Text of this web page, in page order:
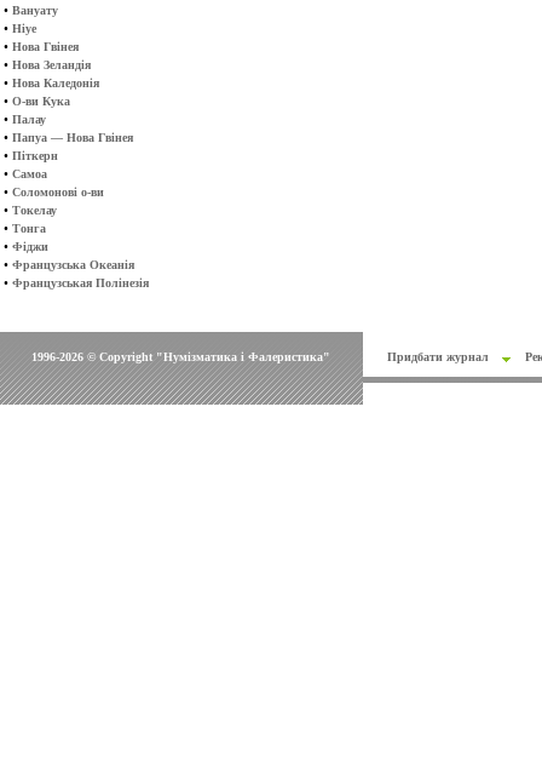
• Вануату
• Ніуе
• Нова Гвінея
• Нова Зеландія
• Нова Каледонія
• О-ви Кука
• Палау
• Папуа — Нова Гвінея
• Піткерн
• Самоа
• Соломонові о-ви
• Токелау
• Тонга
• Фіджи
• Французська Океанія
• Французськая Полінезія
1996-2026 © Copyright "Нумізматика і Фалеристика" Придбати журнал